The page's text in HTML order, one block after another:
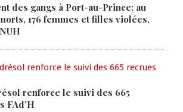
des gangs à Port-au-Prince: au
176 femmes et filles violées,
renforce le suivi des 665
FAd'H